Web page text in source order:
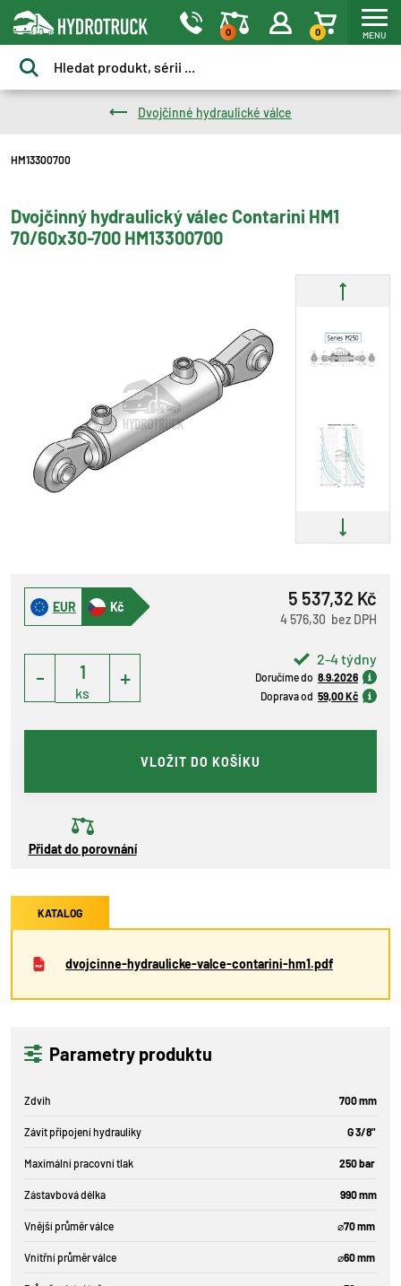
0 0 MENU
Dvojčinné hydraulické válce
HM13300700
Dvojčinný hydraulický válec Contarini HM1
70/60x30-700 HM13300700
EUR Kč 5 537,32 Kč
4 576,30 bez DPH
2-4 týdny
Doručíme do 8.9.2026
Doprava od 59,00 Kč
-
ks
+
VLOŽIT DO KOŠÍKU
Přidat do porovnání
KATALOG
dvojcinne-hydraulicke-valce-contarini-hm1.pdf
Parametry produktu
Zdvih 700 mm
Závit připojení hydrauliky G 3/8"
Maximální pracovní tlak 250 bar
Zástavbová délka 990 mm
Vnější průměr válce ⌀70 mm
Vnitřní průměr válce ⌀60 mm